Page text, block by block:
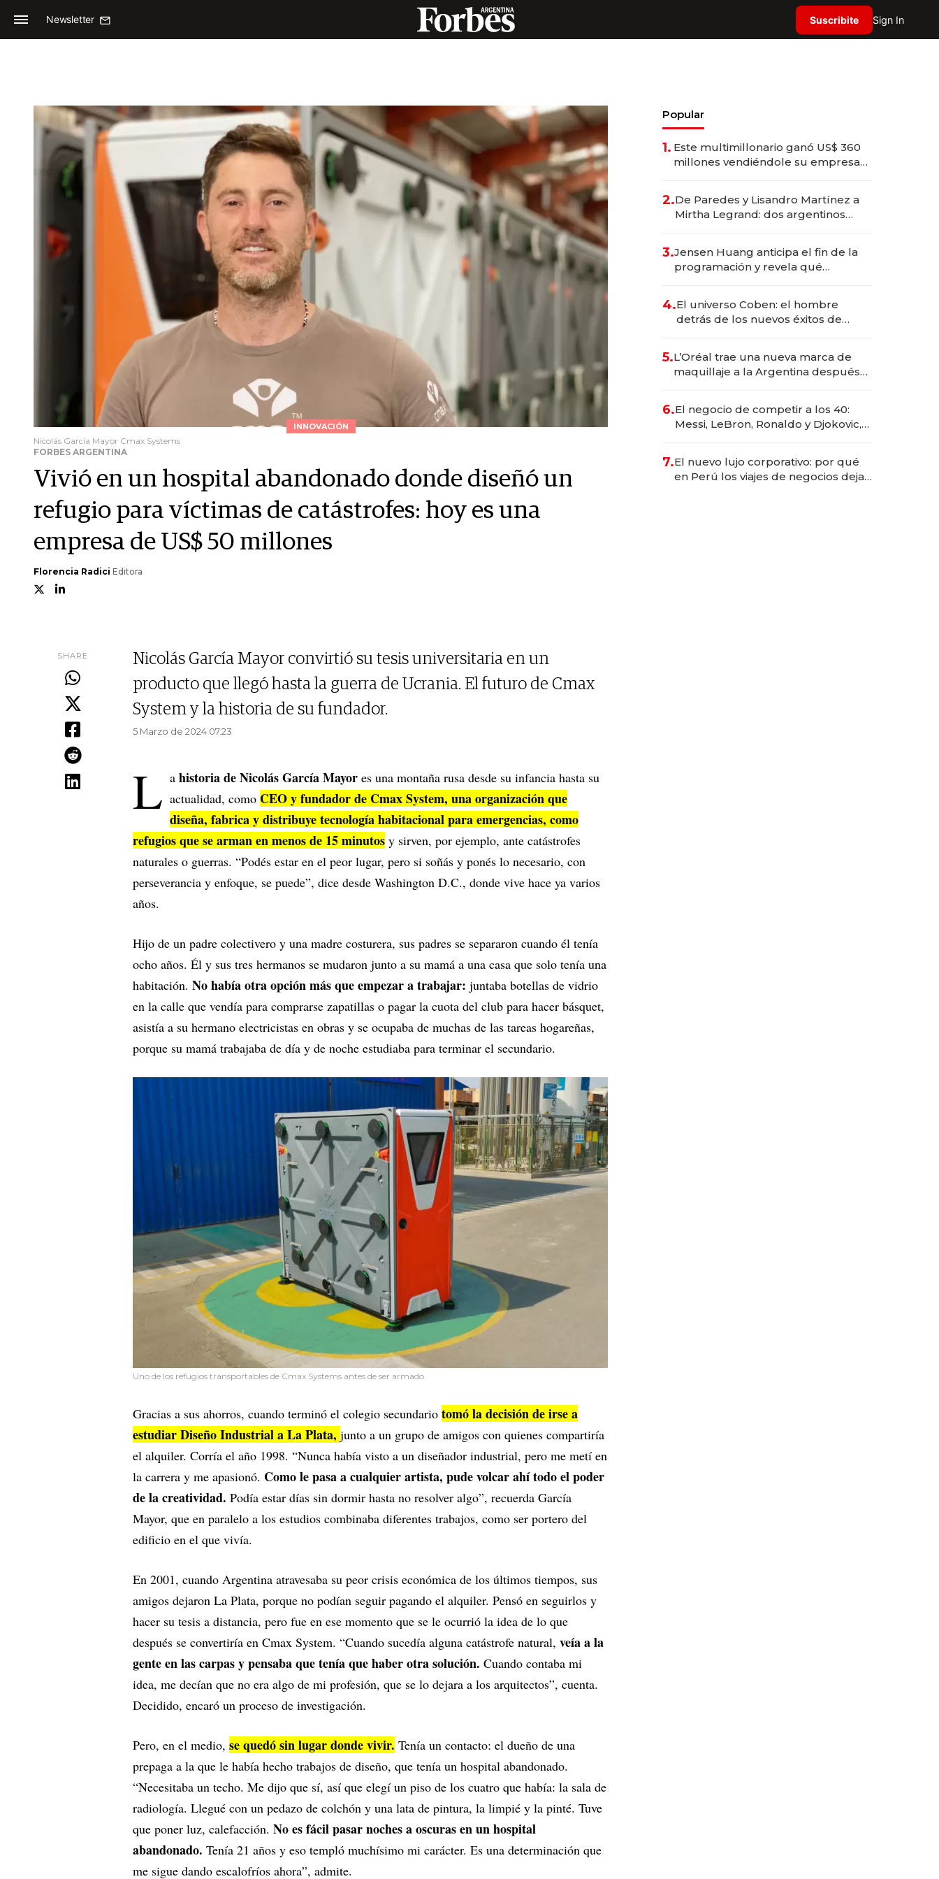
Newsletter Suscribite Sign In
INNOVACIÓN
Nicolás García Mayor Cmax Systems
FORBES ARGENTINA
Vivió en un hospital abandonado donde diseñó un
refugio para víctimas de catástrofes: hoy es una
empresa de US$ 50 millones
Florencia Radici Editora
SHARE
Nicolás García Mayor convirtió su tesis universitaria en un
producto que llegó hasta la guerra de Ucrania. El futuro de Cmax
System y la historia de su fundador.
5 Marzo de 2024 07.23
L a historia de Nicolás García Mayor es una montaña rusa desde su infancia hasta su
actualidad, como CEO y fundador de Cmax System, una organización que
diseña, fabrica y distribuye tecnología habitacional para emergencias, como
refugios que se arman en menos de 15 minutos y sirven, por ejemplo, ante catástrofes
naturales o guerras. “Podés estar en el peor lugar, pero si soñás y ponés lo necesario, con
perseverancia y enfoque, se puede”, dice desde Washington D.C., donde vive hace ya varios
años.
Hijo de un padre colectivero y una madre costurera, sus padres se separaron cuando él tenía
ocho años. Él y sus tres hermanos se mudaron junto a su mamá a una casa que solo tenía una
habitación. No había otra opción más que empezar a trabajar: juntaba botellas de vidrio
en la calle que vendía para comprarse zapatillas o pagar la cuota del club para hacer básquet,
asistía a su hermano electricistas en obras y se ocupaba de muchas de las tareas hogareñas,
porque su mamá trabajaba de día y de noche estudiaba para terminar el secundario.
Uno de los refugios transportables de Cmax Systems antes de ser armado.
Gracias a sus ahorros, cuando terminó el colegio secundario tomó la decisión de irse a
estudiar Diseño Industrial a La Plata, junto a un grupo de amigos con quienes compartiría
el alquiler. Corría el año 1998. “Nunca había visto a un diseñador industrial, pero me metí en
la carrera y me apasionó. Como le pasa a cualquier artista, pude volcar ahí todo el poder
de la creatividad. Podía estar días sin dormir hasta no resolver algo”, recuerda García
Mayor, que en paralelo a los estudios combinaba diferentes trabajos, como ser portero del
edificio en el que vivía.
En 2001, cuando Argentina atravesaba su peor crisis económica de los últimos tiempos, sus
amigos dejaron La Plata, porque no podían seguir pagando el alquiler. Pensó en seguirlos y
hacer su tesis a distancia, pero fue en ese momento que se le ocurrió la idea de lo que
después se convertiría en Cmax System. “Cuando sucedía alguna catástrofe natural, veía a la
gente en las carpas y pensaba que tenía que haber otra solución. Cuando contaba mi
idea, me decían que no era algo de mi profesión, que se lo dejara a los arquitectos”, cuenta.
Decidido, encaró un proceso de investigación.
Pero, en el medio, se quedó sin lugar donde vivir. Tenía un contacto: el dueño de una
prepaga a la que le había hecho trabajos de diseño, que tenía un hospital abandonado.
“Necesitaba un techo. Me dijo que sí, así que elegí un piso de los cuatro que había: la sala de
radiología. Llegué con un pedazo de colchón y una lata de pintura, la limpié y la pinté. Tuve
que poner luz, calefacción. No es fácil pasar noches a oscuras en un hospital
abandonado. Tenía 21 años y eso templó muchísimo mi carácter. Es una determinación que
me sigue dando escalofríos ahora”, admite.
Popular
1. Este multimillonario ganó US$ 360
millones vendiéndole su empresa
2.De Paredes y Lisandro Martínez a
Mirtha Legrand: dos argentinos
3.Jensen Huang anticipa el fin de la
programación y revela qué
4.El universo Coben: el hombre
detrás de los nuevos éxitos de
5.L’Oréal trae una nueva marca de
maquillaje a la Argentina después
6.El negocio de competir a los 40:
Messi, LeBron, Ronaldo y Djokovic,
7.El nuevo lujo corporativo: por qué
en Perú los viajes de negocios dejan